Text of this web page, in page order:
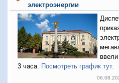
электроэнергии
3 часа.
Посмотреть график тут.